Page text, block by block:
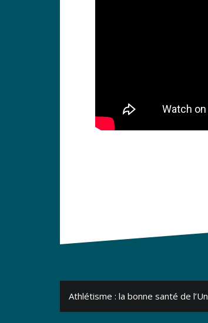
Navigation
de
Athlétisme : la bonne santé de